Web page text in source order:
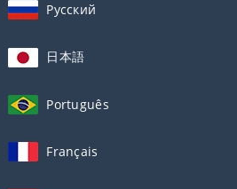
Русский
日本語
Português
Français